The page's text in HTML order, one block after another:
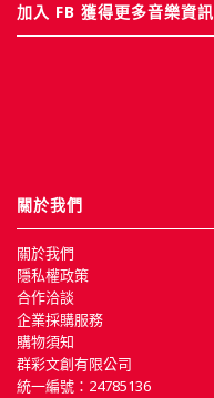
加入 FB 獲得更多音樂資訊
關於我們
關於我們
隱私權政策
合作洽談
企業採購服務
購物須知
群彩文創有限公司
統一編號：24785136